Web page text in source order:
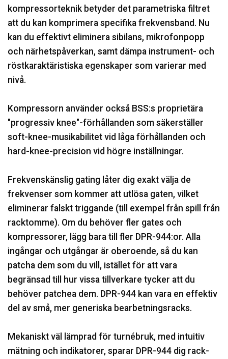
kompressorteknik betyder det parametriska filtret
att du kan komprimera specifika frekvensband. Nu
kan du effektivt eliminera sibilans, mikrofonpopp
och närhetspåverkan, samt dämpa instrument- och
röstkaraktäristiska egenskaper som varierar med
nivå.
Kompressorn använder också BSS:s proprietära
"progressiv knee"-förhållanden som säkerställer
soft-knee-musikabilitet vid låga förhållanden och
hard-knee-precision vid högre inställningar.
Frekvenskänslig gating låter dig exakt välja de
frekvenser som kommer att utlösa gaten, vilket
eliminerar falskt triggande (till exempel från spill från
racktomme). Om du behöver fler gates och
kompressorer, lägg bara till fler DPR-944:or. Alla
ingångar och utgångar är oberoende, så du kan
patcha dem som du vill, istället för att vara
begränsad till hur vissa tillverkare tycker att du
behöver patchea dem. DPR-944 kan vara en effektiv
del av små, mer generiska bearbetningsracks.
Mekaniskt väl lämprad för turnébruk, med intuitiv
mätning och indikatorer, sparar DPR-944 dig rack-